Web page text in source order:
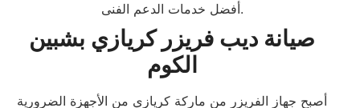
أفضل خدمات الدعم الفنى.
صيانة ديب فريزر كريازي بشبين
الكوم
أصبح جهاز الفريزر من ماركة كريازي من الأجهزة الضرورية